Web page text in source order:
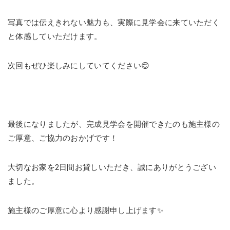
写真では伝えきれない魅力も、実際に見学会に来ていただく
と体感していただけます。
次回もぜひ楽しみにしていてください😊
最後になりましたが、完成見学会を開催できたのも施主様の
ご厚意、ご協力のおかげです！
大切なお家を2日間お貸しいただき、誠にありがとうござい
ました。
施主様のご厚意に心より感謝申し上げます✨